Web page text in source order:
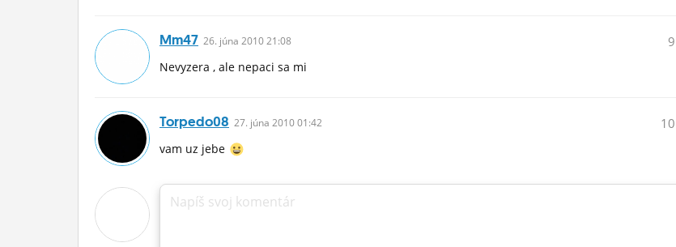
9
Mm47 26. júna 2010 21:08
Nevyzera , ale nepaci sa mi
10
Torpedo08 27. júna 2010 01:42
vam uz jebe
Napíš svoj komentár